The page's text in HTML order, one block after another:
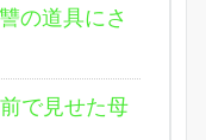
の道具にさ
で見せた母